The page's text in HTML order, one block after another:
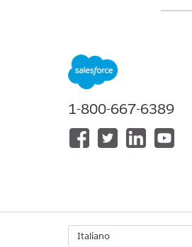
1-800-667-6389
Italiano